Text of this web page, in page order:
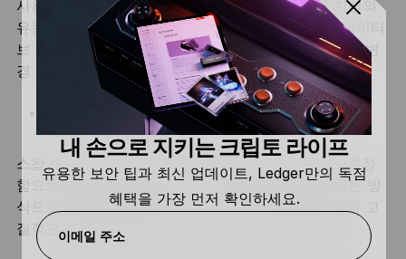
사용자는 사용자 정의 가능한 파라미터를 사용해 자신의
유동성 풀을 만들 수 있습니다. 유동성 공급자들은 네이티
브 토큰 오스모시스(OSMO)를 사용해 특정 풀 구성의 변
경 사항과 관련해 표결을 실시합니다.
경쟁력 있는 풀을 위한 유연한 규칙
스왑 수수료, 토큰 요율, 보상 인센티브를 유연하게 결정
함으로써 유동성 풀은 시장의 변화에 성공을 보장하는 방
식으로 대응할 수 있습니다. 즉, 지금까지 유동성 풀의 고
질적인 문제였던 불안정과 싸우는 것이 가능합니다.
내 손으로 지키는 크립토 라이프
유용한 보안 팁과 최신 업데이트, Ledger만의 독점
혜택을 가장 먼저 확인하세요.
이메일 주소